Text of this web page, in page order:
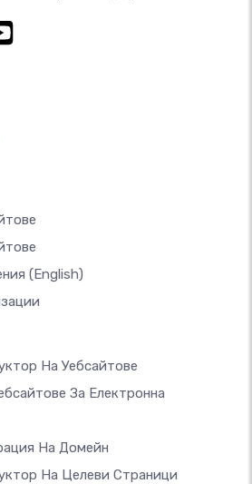
(English)
На Уебсайтове
За Електронна
На Домейн
На Целеви Страници